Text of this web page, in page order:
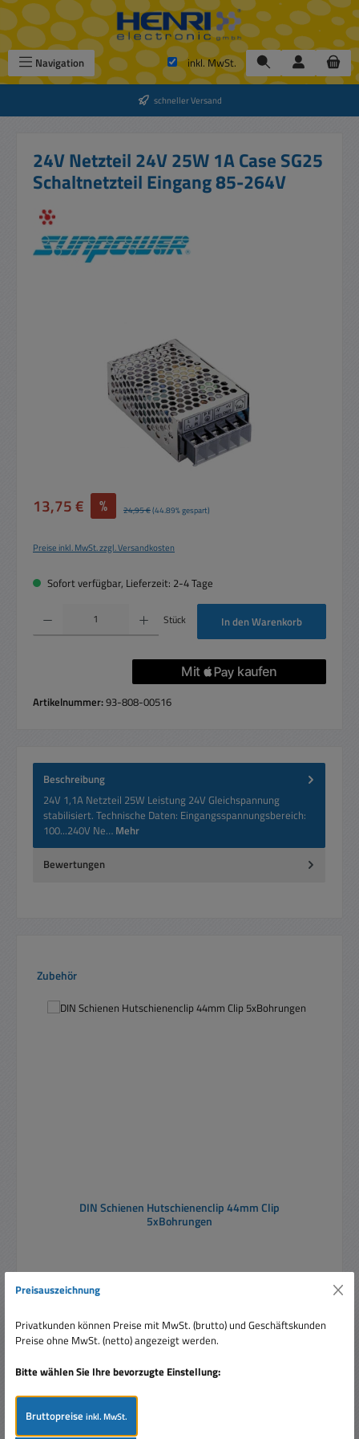
Zum Hauptinhalt springen
Navigation inkl. MwSt.
schneller Versand
24V Netzteil 24V 25W 1A Case SG25
Schaltnetzteil Eingang 85-264V
Verkaufspreis:
13,75 € % Regulärer Preis:
24,95 €(44.89% gespart)
Preise inkl. MwSt. zzgl. Versandkosten
Sofort verfügbar, Lieferzeit: 2-4 Tage
Produkt Anzahl: Gib den gewünschten Wert ein oder benutze die Schaltflächen um
Stück In den Warenkorb
Artikelnummer:93-808-00516
Beschreibung
24V 1,1A Netzteil 25W Leistung 24V Gleichspannung
stabilisiert. Technische Daten: Eingangsspannungsbereich:
100...240V Ne… Mehr
Bewertungen
Produktgalerie überspringen
Zubehör
DIN Schienen Hutschienenclip 44mm Clip
5xBohrungen
Regulärer Preis:
Ab3,29 €
Preise inkl. MwSt. zzgl. Versandkosten
Preisauszeichnung
Privatkunden können Preise mit MwSt. (brutto) und Geschäftskunden
Preise ohne MwSt. (netto) angezeigt werden.
Bitte wählen Sie Ihre bevorzugte Einstellung:
Bruttopreiseinkl. MwSt.